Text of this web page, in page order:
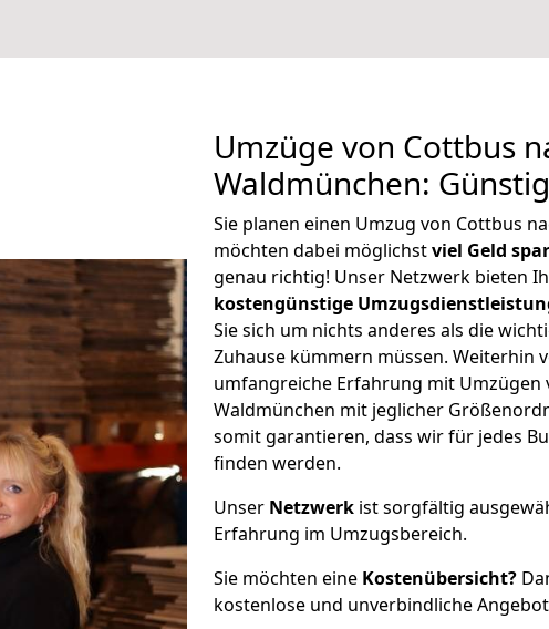
Umzüge von Cottbus
Waldmünchen:
Sie planen einen Umzug von Cottbus
möchten dabei möglichstviel Geld
genau richtig! Unser Netzwerk bieten
kostengünstige
Sie sich um nichts anderes als die
Zuhause kümmern müssen. Weiterhin
umfangreiche Erfahrung mit Umzügen
Waldmünchen mit jeglicher
somit garantieren, dass wir für jedes
finden werden.
Unser Netzwerk ist sorgfältig
Erfahrung im Umzugsbereich.
Sie möchten eine Kostenübersicht?
kostenlose und unverbindliche